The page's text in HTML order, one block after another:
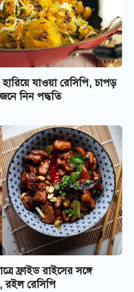
যাওয়া রেসিপি, চাপড়
নিন পদ্ধতি
ফ্রাইড রাইসের সঙ্গে
রইল রেসিপি